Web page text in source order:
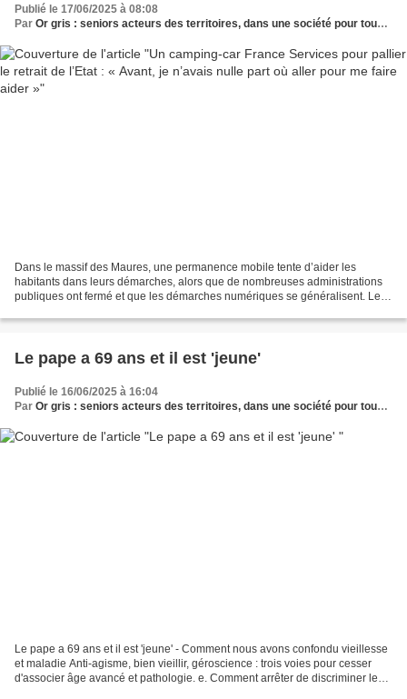
Publié le 17/06/2025 à 08:08
Par Or gris : seniors acteurs des territoires, dans une société pour tous les âges
Dans le massif des Maures, une permanence mobile tente d’aider les
habitants dans leurs démarches, alors que de nombreuses administrations
publiques ont fermé et que les démarches numériques se généralisent. Le
Le pape a 69 ans et il est 'jeune'
Publié le 16/06/2025 à 16:04
Par Or gris : seniors acteurs des territoires, dans une société pour tous les âges
Le pape a 69 ans et il est 'jeune' - Comment nous avons confondu vieillesse
et maladie Anti-agisme, bien vieillir, géroscience : trois voies pour cesser
d'associer âge avancé et pathologie. e. Comment arrêter de discriminer les